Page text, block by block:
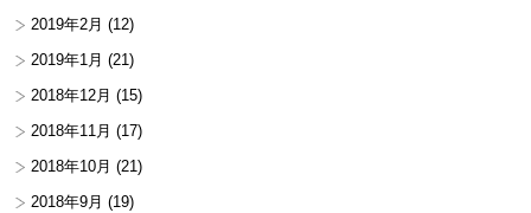
2019年2月 (12)
2019年1月 (21)
2018年12月 (15)
2018年11月 (17)
2018年10月 (21)
2018年9月 (19)